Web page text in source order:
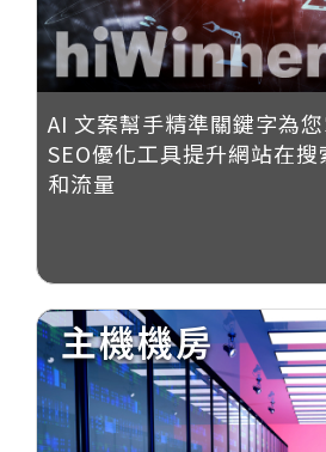
AI 文案幫手精準關鍵字為
SEO優化工具提升網站在
和流量
主機機房